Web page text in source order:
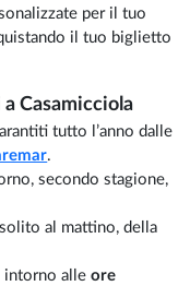
per il tuo
il tuo biglietto
Casamicciola
tutto l’anno dalle
.
secondo stagione,
al mattino, della
intorno alleore